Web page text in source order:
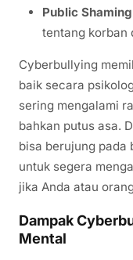
Public Shaming
tentang korban
Cyberbullying
baik secara
sering mengalami
bahkan putus asa.
bisa berujung pada
untuk segera
jika Anda atau
Dampak
Mental